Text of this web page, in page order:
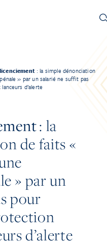
: la simple dénonciation
» par un salarié ne suffit pas
d’alerte
: la
de faits «
» par un
pour
d’alerte